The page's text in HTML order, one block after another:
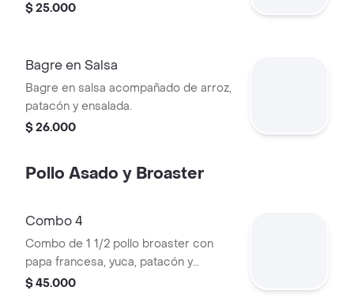
$ 25.000
Bagre en Salsa
Bagre en salsa acompañado de arroz,
patacón y ensalada.
$ 26.000
Pollo Asado y Broaster
Combo 4
Combo de 1 1/2 pollo broaster con
papa francesa, yuca, patacón y
gaseosa de 1L.
$ 45.000